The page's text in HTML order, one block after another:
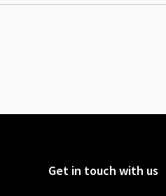
Get in touch with us